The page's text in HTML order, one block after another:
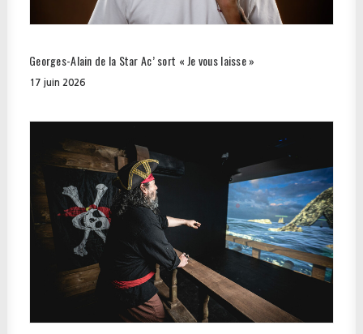
Georges-Alain de la Star Ac’ sort « Je vous laisse »
17 juin 2026